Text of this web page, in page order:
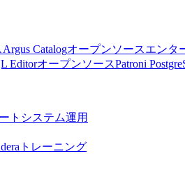
Argus Catalogオープンソースエンタ
EditorオープンソースPatroni
ト システム運用
トレーニング